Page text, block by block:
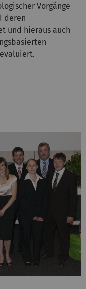
Vorgänge
deren
und hieraus auch